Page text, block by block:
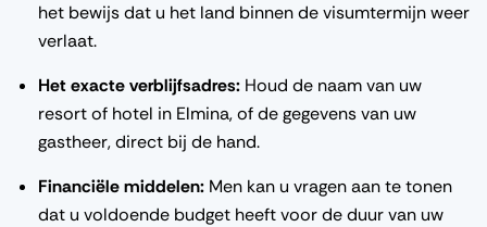
het bewijs dat u het land binnen de visumtermijn weer
verlaat.
Het exacte verblijfsadres: Houd de naam van uw
resort of hotel in Elmina, of de gegevens van uw
gastheer, direct bij de hand.
Financiële middelen: Men kan u vragen aan te tonen
dat u voldoende budget heeft voor de duur van uw